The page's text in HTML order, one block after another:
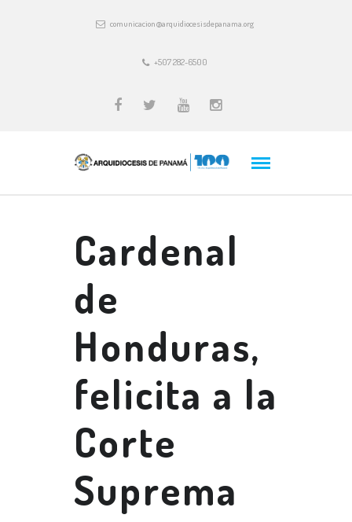
comunicacion@arquidiocesisdepanama.org
+507 282-6500
Cardenal
de
Honduras,
felicita a la
Corte
Suprema